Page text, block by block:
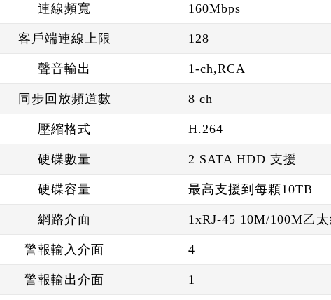
連線頻寬 160Mbps
客戶端連線上限 128
聲音輸出 1-ch,RCA
同步回放頻道數 8 ch
壓縮格式 H.264
硬碟數量 2 SATA HDD 支援
硬碟容量 最高支援到每顆10TB
網路介面 1xRJ-45 10M/100M乙太
警報輸入介面 4
警報輸出介面 1